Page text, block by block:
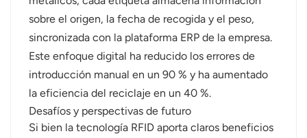
sobre el origen, la fecha de recogida y el peso,
sincronizada con la plataforma ERP de la empresa.
Este enfoque digital ha reducido los errores de
introducción manual en un 90 % y ha aumentado
la eficiencia del reciclaje en un 40 %.
Desafíos y perspectivas de futuro
Si bien la tecnología RFID aporta claros beneficios